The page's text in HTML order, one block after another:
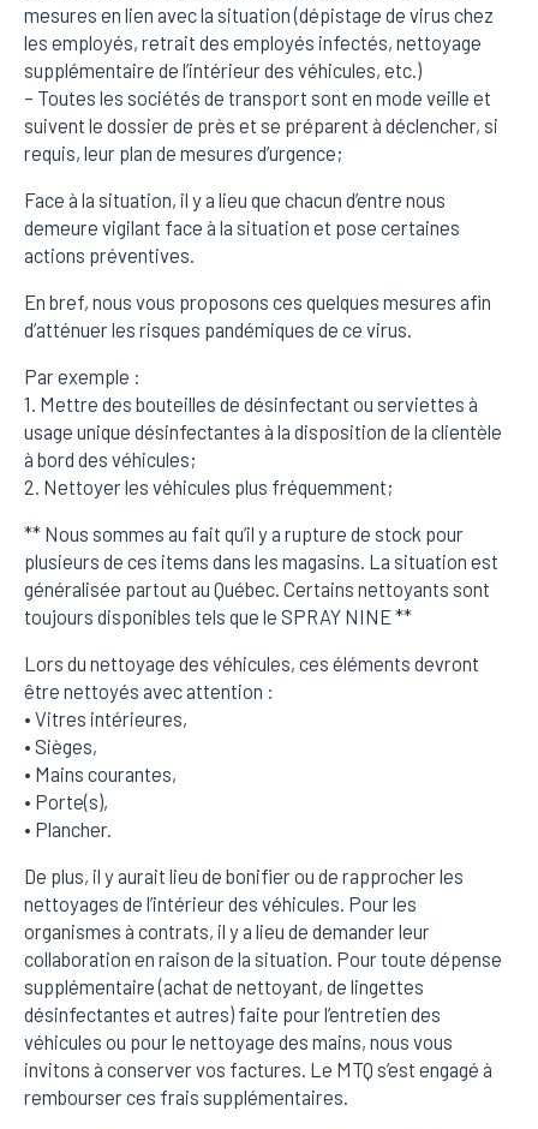
mesures en lien avec la situation (dépistage de virus chez
les employés, retrait des employés infectés, nettoyage
supplémentaire de l’intérieur des véhicules, etc.)
– Toutes les sociétés de transport sont en mode veille et
suivent le dossier de près et se préparent à déclencher, si
requis, leur plan de mesures d’urgence;
Face à la situation, il y a lieu que chacun d’entre nous
demeure vigilant face à la situation et pose certaines
actions préventives.
En bref, nous vous proposons ces quelques mesures afin
d’atténuer les risques pandémiques de ce virus.
Par exemple :
1. Mettre des bouteilles de désinfectant ou serviettes à
usage unique désinfectantes à la disposition de la clientèle
à bord des véhicules;
2. Nettoyer les véhicules plus fréquemment;
** Nous sommes au fait qu’il y a rupture de stock pour
plusieurs de ces items dans les magasins. La situation est
généralisée partout au Québec. Certains nettoyants sont
toujours disponibles tels que le SPRAY NINE **
Lors du nettoyage des véhicules, ces éléments devront
être nettoyés avec attention :
• Vitres intérieures,
• Sièges,
• Mains courantes,
• Porte(s),
• Plancher.
De plus, il y aurait lieu de bonifier ou de rapprocher les
nettoyages de l’intérieur des véhicules. Pour les
organismes à contrats, il y a lieu de demander leur
collaboration en raison de la situation. Pour toute dépense
supplémentaire (achat de nettoyant, de lingettes
désinfectantes et autres) faite pour l’entretien des
véhicules ou pour le nettoyage des mains, nous vous
invitons à conserver vos factures. Le MTQ s’est engagé à
rembourser ces frais supplémentaires.